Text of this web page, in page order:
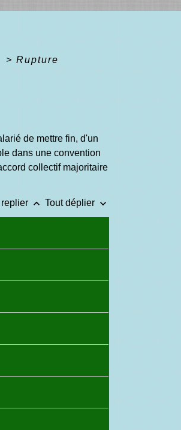
> Rupture
de mettre fin, d'un
dans une convention
collectif majoritaire
replier keyboard_arrow_up Tout déplier keyboard_arrow_down